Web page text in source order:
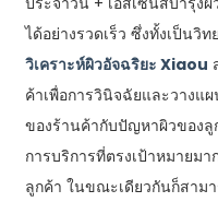
ได้อย่างรวดเร็ว ซึ่งทั้งเป็นวิ
วิเคราะห์ผิวอัจฉริยะ Xiaou
ค้าเพื่อการวินิจฉัยและวางแ
ของร้านค้ากับปัญหาผิวของลู
การบริการที่ตรงเป้าหมายม
ลูกค้า ในขณะเดียวกันก็สาม